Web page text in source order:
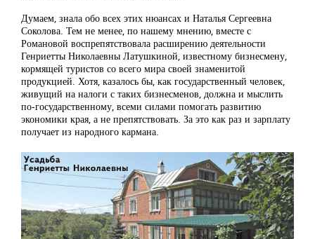
Думаем, знала обо всех этих нюансах и Наталья Сергеевна
Соколова. Тем не менее, по нашему мнению, вместе с
Романовой воспрепятствовала расширению деятельности
Генриетты Николаевны Латушкиной, известному бизнесмену,
кормящей туристов со всего мира своей знаменитой
продукцией. Хотя, казалось бы, как государственный человек,
живущий на налоги с таких бизнесменов, должна и мыслить
по-государственному, всеми силами помогать развитию
экономики края, а не препятствовать. За это как раз и зарплату
получает из народного кармана.